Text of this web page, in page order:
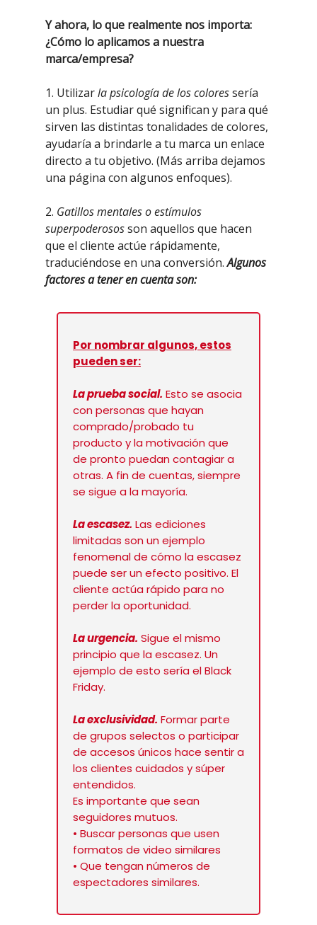
Y ahora, lo que realmente nos importa:
¿Cómo lo aplicamos a nuestra
marca/empresa?
1. Utilizarla psicología de los coloressería
un plus. Estudiar qué significan y para qué
sirven las distintas tonalidades de colores,
ayudaría a brindarle a tu marca un enlace
directo a tu objetivo. (Más arriba dejamos
una página con algunos enfoques).
2. Gatillos mentales o estímulos
superpoderososson aquellos que hacen
que el cliente actúe rápidamente,
traduciéndose en una conversión.Algunos
factores a tener en cuenta son:
Por nombrar algunos, estos
pueden ser:
La prueba social. Esto se asocia
con personas que hayan
comprado/probado tu
producto y la motivación que
de pronto puedan contagiar a
otras. A fin de cuentas, siempre
se sigue a la mayoría.
La escasez. Las ediciones
limitadas son un ejemplo
fenomenal de cómo la escasez
puede ser un efecto positivo. El
cliente actúa rápido para no
perder la oportunidad.
La urgencia. Sigue el mismo
principio que la escasez. Un
ejemplo de esto sería el Black
Friday.
La exclusividad. Formar parte
de grupos selectos o participar
de accesos únicos hace sentir a
los clientes cuidados y súper
entendidos.
Es importante que sean
seguidores mutuos.
• Buscar personas que usen
formatos de video similares
• Que tengan números de
espectadores similares.